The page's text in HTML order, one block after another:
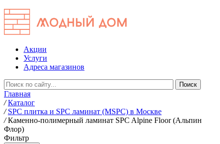
Акции
Услуги
Адреса магазинов
Главная
/ Каталог
/ SPC плитка и SPC ламинат (MSPC) в Москве
/ Каменно-полимерный ламинат SPC Alpine Floor (Альпин
Флор)
Фильтр